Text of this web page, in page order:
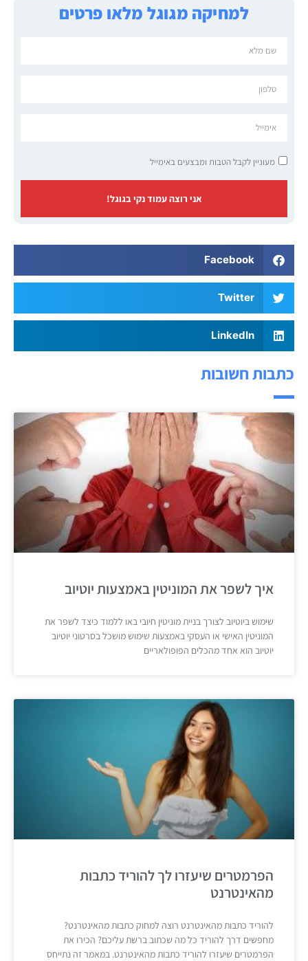
למחיקה מגוגל מלאו פרטים
מעוניין לקבל הטבות ומבצעים באימייל
אני רוצה עמוד נקי בגוגל!
Facebook
Twitter
LinkedIn
כתבות חשובות
איך לשפר את המוניטין באמצעות יוטיוב
שימוש ביוטיוב לצורך בניית מוניטין חיובי באו ללמוד כיצד לשפר את
המוניטין האישי או העסקי באמצעות שימוש מושכל בסרטוני יוטיוב
יוטיוב הוא אחד מהכלים הפופולאריים
הפרמטרים שיעזרו לך להוריד כתבות
מהאינטרנט
להוריד כתבות מהאינטרנט רוצה למחוק כתבות מהאינטרנט?
מחפשים דרך להוריד כל מה שכתוב ברשת עליכם? הכירו את
הפרמטרים שיעזרו להוריד כתבות מהאינטרנט. במאמר זה נתייחס